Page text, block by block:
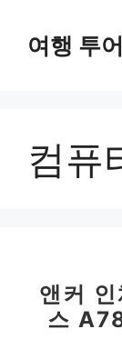
여행 투어
컴퓨
앤커
스